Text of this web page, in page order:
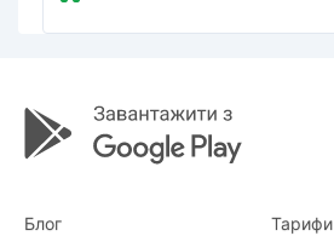
Блог Тарифи